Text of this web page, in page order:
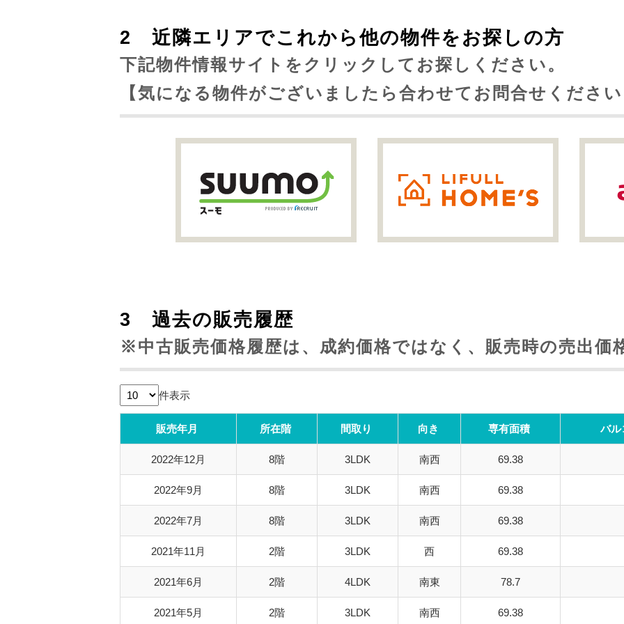
2 近隣エリアでこれから他の物件をお探しの方
下記物件情報サイトをクリックしてお探しください。
【気になる物件がございましたら合わせてお問合せくださ
3 過去の販売履歴
※中古販売価格履歴は、成約価格ではなく、販売時の売出価
件表示
販売年月 所在階 間取り 向き 専有面積 バル
2022年12月 8階 3LDK 南西 69.38
2022年9月 8階 3LDK 南西 69.38
2022年7月 8階 3LDK 南西 69.38
2021年11月 2階 3LDK 西 69.38
2021年6月 2階 4LDK 南東 78.7
2021年5月 2階 3LDK 南西 69.38